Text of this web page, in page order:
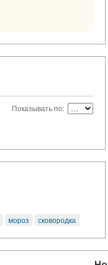
Показывать по:
мороз сковородка